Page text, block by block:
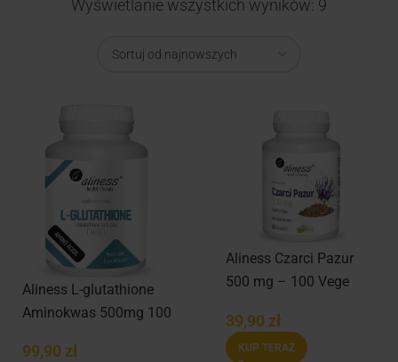
Wyświetlanie wszystkich wyników: 9
Aliness L-glutathione
Aminokwas 500mg 100
99,90 zł
Aliness Czarci Pazur
500 mg – 100 Vege
39,90 zł
KUP TERAZ